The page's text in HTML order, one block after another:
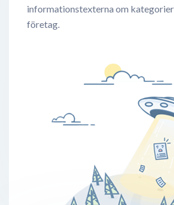
informationstexterna om
företag.